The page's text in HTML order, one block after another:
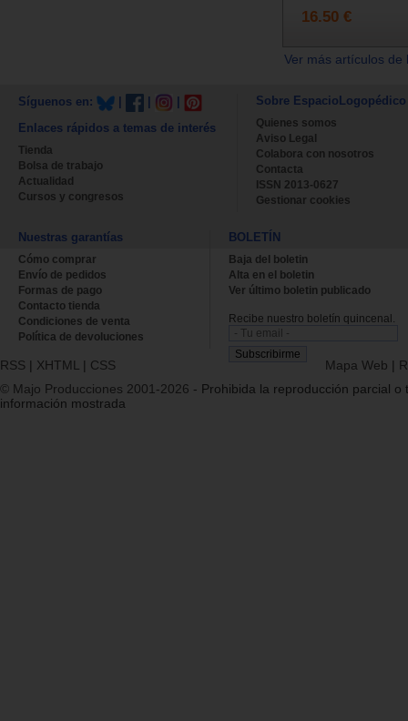
16.50 €
Ver más artículos
Síguenos en:
Enlaces rápidos a temas de interés
Tienda
Bolsa de trabajo
Actualidad
Cursos y congresos
Sobre EspacioLogopédico
Quienes somos
Aviso Legal
Colabora con nosotros
Contacta
ISSN 2013-0627
Gestionar cookies
Nuestras garantías
Cómo comprar
Envío de pedidos
Formas de pago
Contacto tienda
Condiciones de venta
Política de devoluciones
BOLETÍN
Baja del boletin
Alta en el boletin
Ver último boletin publicado
Recibe nuestro boletín quincenal.
RSS | XHTML | CSS Mapa Web |
© Majo Producciones 2001-2026 - Prohibida la reproducción parcial o
información mostrada